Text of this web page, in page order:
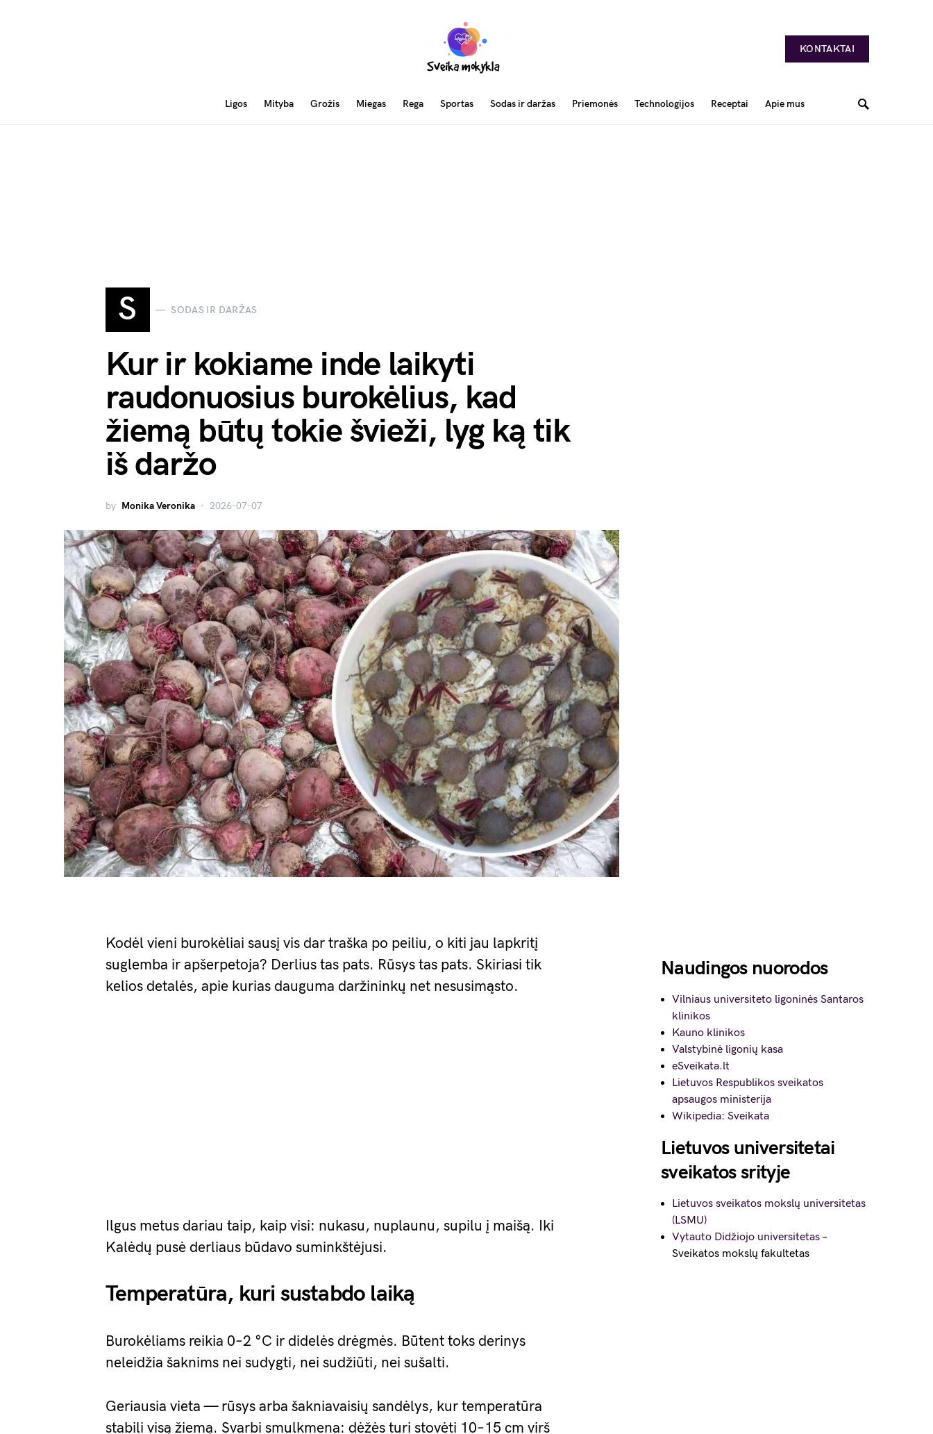
KONTAKTAI
Ligos Mityba Grožis Miegas Rega Sportas Sodas ir daržas Priemonės Technologijos Receptai Apie mus
S SODAS IR DARŽAS
Kur ir kokiame inde laikyti
raudonuosius burokėlius, kad
žiemą būtų tokie švieži, lyg ką tik
iš daržo
by Monika Veronika 2026-07-07
Kodėl vieni burokėliai sausį vis dar traška po peiliu, o kiti jau lapkritį
suglemba ir apšerpetoja? Derlius tas pats. Rūsys tas pats. Skiriasi tik
kelios detalės, apie kurias dauguma daržininkų net nesusimąsto.
Ilgus metus dariau taip, kaip visi: nukasu, nuplaunu, supilu į maišą. Iki
Kalėdų pusė derliaus būdavo suminkštėjusi.
Temperatūra, kuri sustabdo laiką
Burokėliams reikia 0–2 °C ir didelės drėgmės. Būtent toks derinys
neleidžia šaknims nei sudygti, nei sudžiūti, nei sušalti.
Geriausia vieta — rūsys arba šakniavaisių sandėlys, kur temperatūra
stabili visą žiemą. Svarbi smulkmena: dėžės turi stovėti 10–15 cm virš
Naudingos nuorodos
Vilniaus universiteto ligoninės Santaros
klinikos
Kauno klinikos
Valstybinė ligonių kasa
eSveikata.lt
Lietuvos Respublikos sveikatos
apsaugos ministerija
Wikipedia: Sveikata
Lietuvos universitetai
sveikatos srityje
Lietuvos sveikatos mokslų universitetas
(LSMU)
Vytauto Didžiojo universitetas –
Sveikatos mokslų fakultetas